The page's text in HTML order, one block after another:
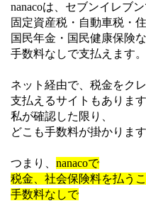
nanacoは、セブンイレブン
固定資産税・自動車税・
国民年金・国民健康保険
手数料なしで支払えます。
ネット経由で、税金をク
支払えるサイトもあります
私が確認した限り、
どこも手数料が掛かります
つまり、 nanacoで
税金、社会保険料を払うこ
手数料なしで